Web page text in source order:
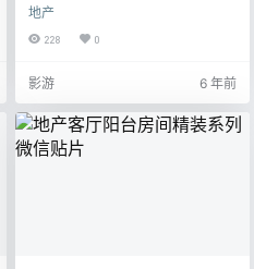
地产
228 0
影游 6 年前